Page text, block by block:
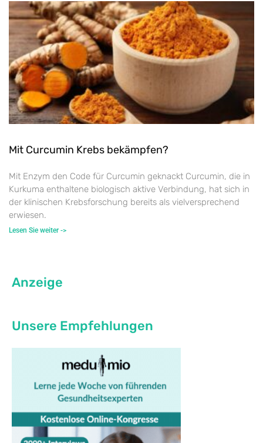
Mit Curcumin Krebs bekämpfen?
Mit Enzym den Code für Curcumin geknackt Curcumin, die in
Kurkuma enthaltene biologisch aktive Verbindung, hat sich in
der klinischen Krebsforschung bereits als vielversprechend
erwiesen.
Lesen Sie weiter ->
Anzeige
Unsere Empfehlungen